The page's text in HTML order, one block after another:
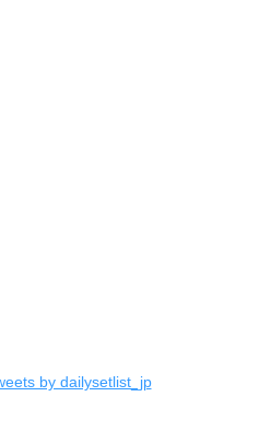
by dailysetlist_jp